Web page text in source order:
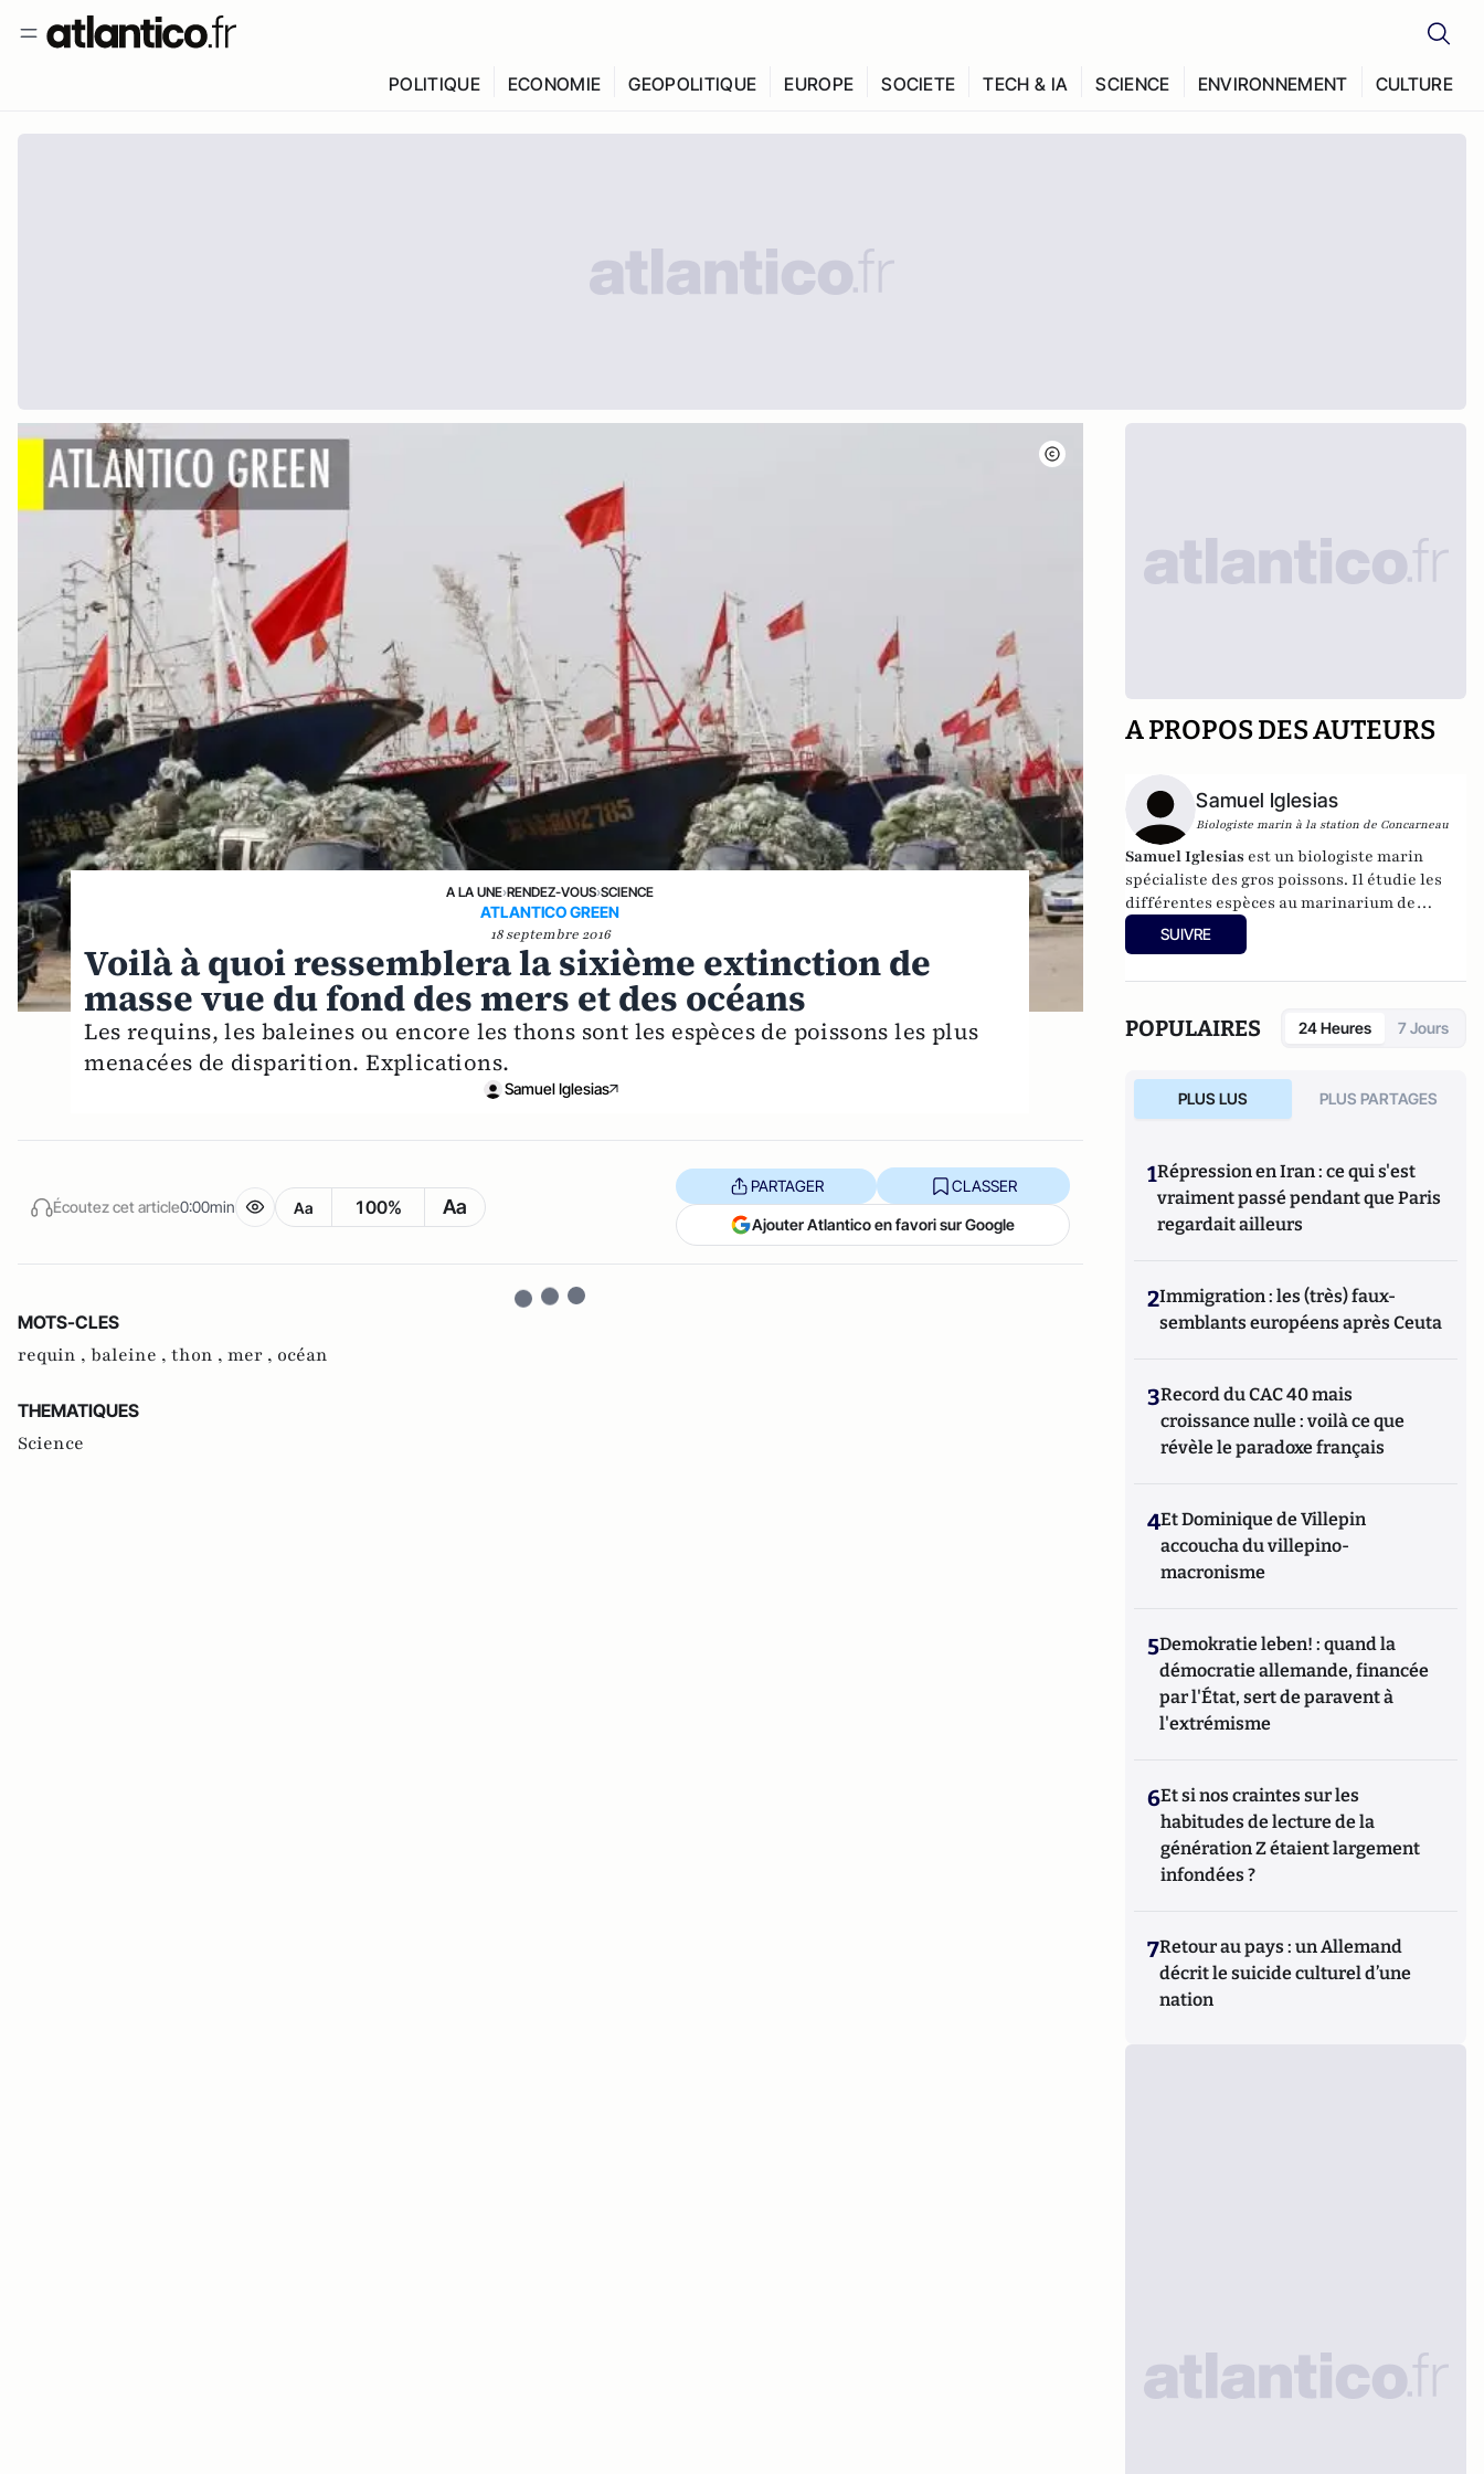
POLITIQUE ECONOMIE GEOPOLITIQUE EUROPE SOCIETE TECH & IA SCIENCE ENVIRONNEMENT CULTURE
A LA UNE›RENDEZ-VOUS›SCIENCE
ATLANTICO GREEN
18 septembre 2016
Voilà à quoi ressemblera la sixième extinction de
masse vue du fond des mers et des océans
Les requins, les baleines ou encore les thons sont les espèces de poissons les plus
menacées de disparition. Explications.
Samuel Iglesias
Écoutez cet article0:00min Aa 100% Aa
PARTAGER CLASSER
Ajouter Atlantico en favori sur Google
MOTS-CLES
requin , baleine , thon , mer , océan
THEMATIQUES
Science
A PROPOS DES AUTEURS
Samuel Iglesias
Biologiste marin à la station de Concarneau
Samuel Iglesias est un biologiste marin
spécialiste des gros poissons. Il étudie les
différentes espèces au marinarium de
Concarneau.
SUIVRE
POPULAIRES 24 Heures 7 Jours
PLUS LUS PLUS PARTAGES
1Répression en Iran : ce qui s'est
vraiment passé pendant que Paris
regardait ailleurs
2Immigration : les (très) faux-
semblants européens après Ceuta
3Record du CAC 40 mais
croissance nulle : voilà ce que
révèle le paradoxe français
4Et Dominique de Villepin
accoucha du villepino-
macronisme
5Demokratie leben! : quand la
démocratie allemande, financée
par l'État, sert de paravent à
l'extrémisme
6Et si nos craintes sur les
habitudes de lecture de la
génération Z étaient largement
infondées ?
7Retour au pays : un Allemand
décrit le suicide culturel d’une
nation